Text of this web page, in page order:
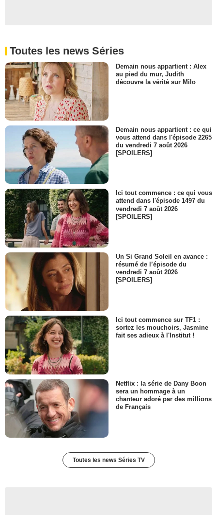
Toutes les news Séries
Demain nous appartient : Alex
au pied du mur, Judith
découvre la vérité sur Milo
Demain nous appartient : ce qui
vous attend dans l'épisode 2265
du vendredi 7 août 2026
[SPOILERS]
Ici tout commence : ce qui vous
attend dans l'épisode 1497 du
vendredi 7 août 2026
[SPOILERS]
Un Si Grand Soleil en avance :
résumé de l’épisode du
vendredi 7 août 2026
[SPOILERS]
Ici tout commence sur TF1 :
sortez les mouchoirs, Jasmine
fait ses adieux à l'Institut !
Netflix : la série de Dany Boon
sera un hommage à un
chanteur adoré par des millions
de Français
Toutes les news Séries TV